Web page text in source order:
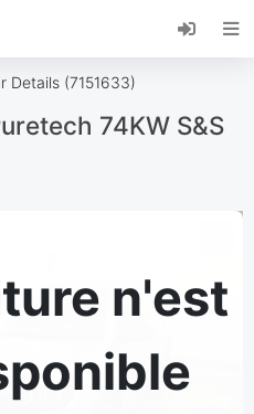
eCarsTrade, ajoutez-
et recevez des mises
Details (7151633)
74KW S&S
n'est